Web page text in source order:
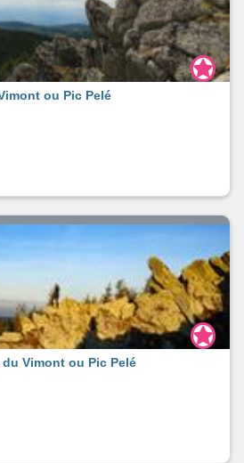
ou Pic Pelé
du Vimont ou Pic Pelé